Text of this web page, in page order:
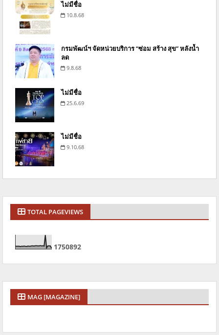
ไม่มีชื่อ
10.8.68
กรมพัฒน์ฯ จัดหน่วยบริการ “ซ่อม สร้าง สุข” หลังน้ำ
ลด
9.8.68
ไม่มีชื่อ
25.6.69
ไม่มีชื่อ
9.10.68
TOTAL PAGEVIEWS
1750892
MAG [MAGAZINE]